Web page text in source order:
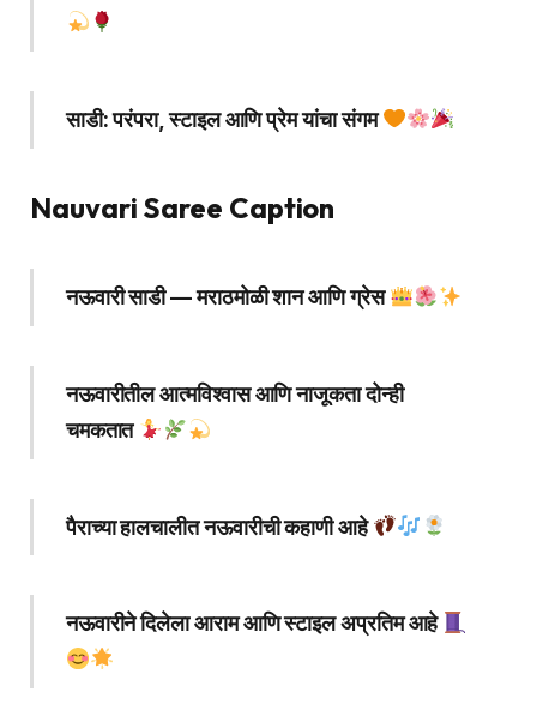
साडी: परंपरा, स्टाइल आणि प्रेम यांचा संगम
Nauvari Saree Caption
नऊवारी साडी — मराठमोळी शान आणि ग्रेस
नऊवारीतील आत्मविश्वास आणि नाजूकता दोन्ही
चमकतात
पैराच्या हालचालीत नऊवारीची कहाणी आहे
नऊवारीने दिलेला आराम आणि स्टाइल अप्रतिम आहे